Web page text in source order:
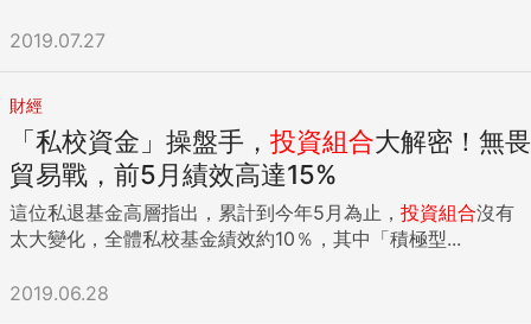
2019.07.27
財經
「私校資金」操盤手， 投資組合大解密！無畏
貿易戰，前5月績效高達15%
這位私退基金高層指出，累計到今年5月為止， 投資組合沒有
太大變化，全體私校基金績效約10％，其中「積極型...
2019.06.28